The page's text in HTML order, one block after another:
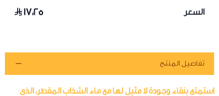
السعر ١٧٫٢٥
تفاصيل المنتج
استمتع بنقاء وجودة لا مثيل لها مع ماء الشذاب المقطر، الذي